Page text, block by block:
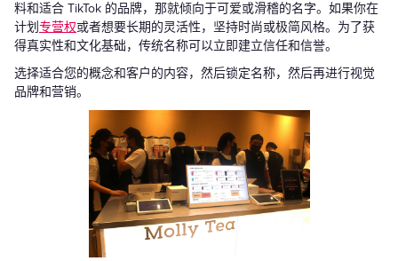
料和适合 TikTok 的品牌，那就倾向于可爱或滑稽的名字。如果你在
计划 专营权或者想要长期的灵活性，坚持时尚或极简风格。为了获
得真实性和文化基础，传统名称可以立即建立信任和信誉。
选择适合您的概念和客户的内容，然后锁定名称，然后再进行视觉
品牌和营销。